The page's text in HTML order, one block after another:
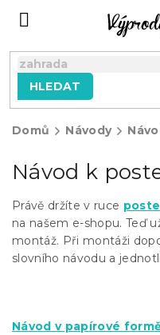
HLEDAT
Domů Návody
Návod k
Právě držíte v ruce
na našem e-shopu. Teď
montáž. Při montáži
slovního návodu a
Návod v papírové